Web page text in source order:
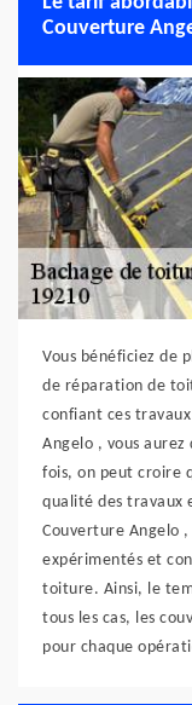
Couverture
Vous bénéficiez de
de réparation de
confiant ces
Angelo , vous
fois, on peut croire
qualité des travaux
Couverture Angelo
expérimentés et
toiture. Ainsi, le
tous les cas, les
pour chaque